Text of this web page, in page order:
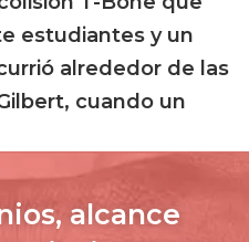
estudiantes y un
alrededor de las
cuando un
alcance